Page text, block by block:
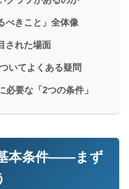
べきこと」全体像
された場面
いてよくある疑問
要な「2つの条件」
本条件——まず